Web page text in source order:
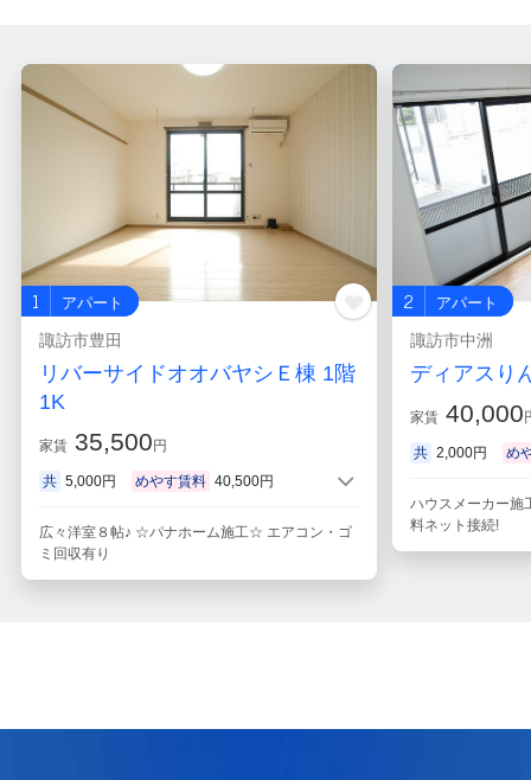
1 アパート
諏訪市豊田
リバーサイドオオバヤシＥ棟 1階
1K
家賃 35,500 円
共 5,000円 めやす賃料 40,500円
広々洋室８帖♪ ☆パナホーム施工☆ エアコン・ゴ
ミ回収有り
2 アパート
諏訪市中洲
ディアスり
家賃 40,000
共 2,000円 め
ハウスメーカー
料ネット接続!